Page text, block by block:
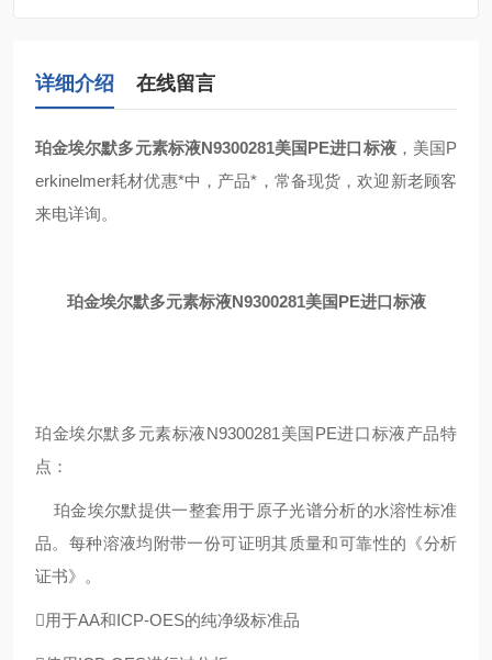
详细介绍 在线留言
珀金埃尔默多元素标液N9300281美国PE进口标液，美国P
erkinelmer耗材优惠*中，产品*，常备现货，欢迎新老顾客
来电详询。
珀金埃尔默多元素标液N9300281美国PE进口标液
珀金埃尔默多元素标液N9300281美国PE进口标液产品特
点：
珀金埃尔默提供一整套用于原子光谱分析的水溶性标准
品。每种溶液均附带一份可证明其质量和可靠性的《分析
证书》。
用于AA和ICP-OES的纯净级标准品